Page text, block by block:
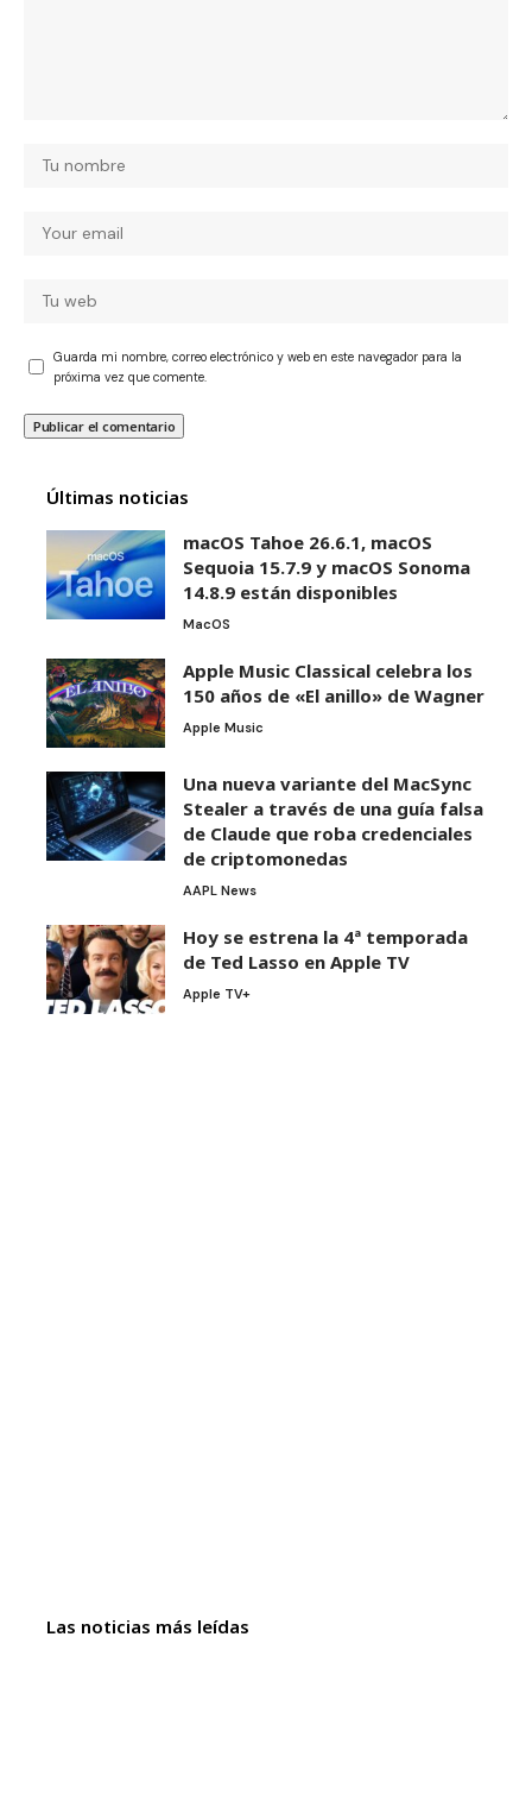
Guarda mi nombre, correo electrónico y web en este navegador para la
próxima vez que comente.
Últimas noticias
macOS Tahoe 26.6.1, macOS
Sequoia 15.7.9 y macOS Sonoma
14.8.9 están disponibles
MacOS
Apple Music Classical celebra los
150 años de «El anillo» de Wagner
Apple Music
Una nueva variante del MacSync
Stealer a través de una guía falsa
de Claude que roba credenciales
de criptomonedas
AAPL News
Hoy se estrena la 4ª temporada
de Ted Lasso en Apple TV
Apple TV+
Las noticias más leídas